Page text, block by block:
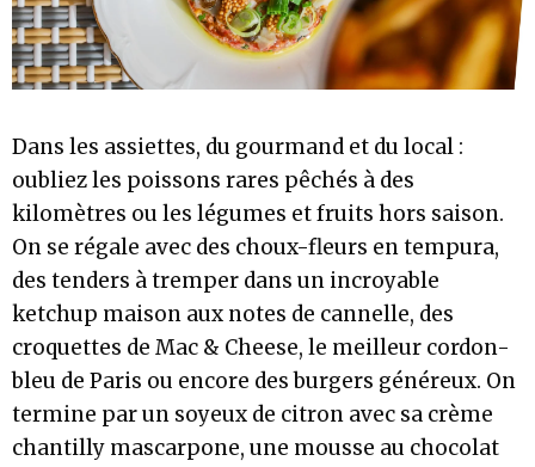
Dans les assiettes, du gourmand et du local :
oubliez les poissons rares pêchés à des
kilomètres ou les légumes et fruits hors saison.
On se régale avec des choux-fleurs en tempura,
des tenders à tremper dans un incroyable
ketchup maison aux notes de cannelle, des
croquettes de Mac & Cheese, le meilleur cordon-
bleu de Paris ou encore des burgers généreux. On
termine par un soyeux de citron avec sa crème
chantilly mascarpone, une mousse au chocolat